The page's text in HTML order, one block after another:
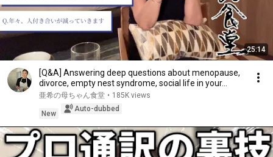
25:14
[Q&A] Answering deep questions about menopause,
divorce, empty nest syndrome, social life in your...
亜希の母ちゃん食堂 • 185K views
New
Auto-dubbed